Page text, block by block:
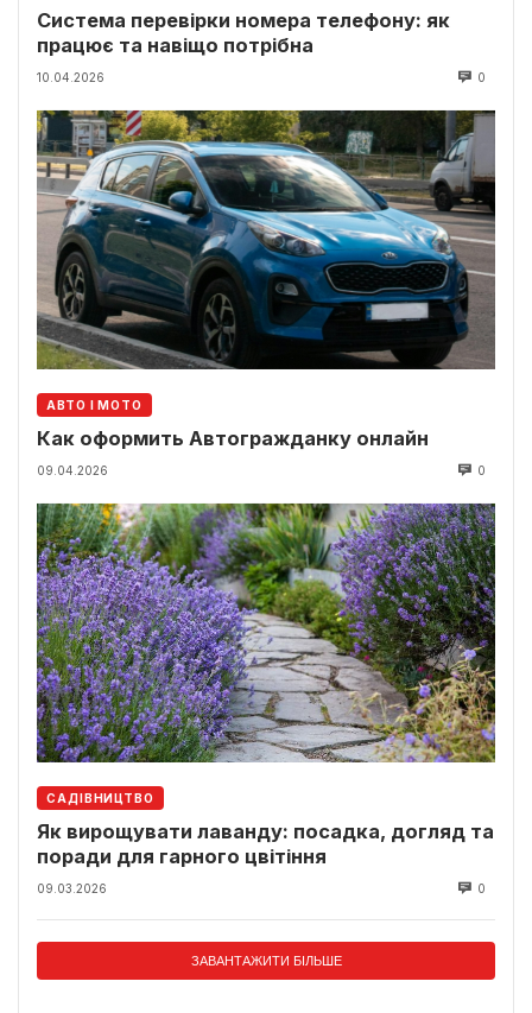
Система перевірки номера телефону: як
працює та навіщо потрібна
10.04.2026 0
АВТО І МОТО
Как оформить Автогражданку онлайн
09.04.2026 0
САДІВНИЦТВО
Як вирощувати лаванду: посадка, догляд та
поради для гарного цвітіння
09.03.2026 0
ЗАВАНТАЖИТИ БІЛЬШЕ